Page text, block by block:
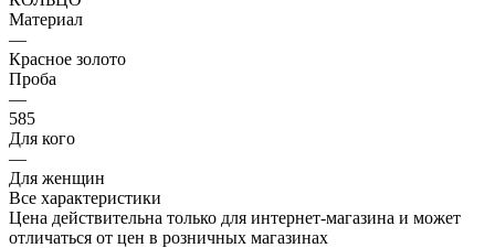
Материал
—
Красное золото
Проба
—
585
Для кого
—
Для женщин
Все характеристики
Цена действительна только для интернет-магазина и может
отличаться от цен в розничных магазинах